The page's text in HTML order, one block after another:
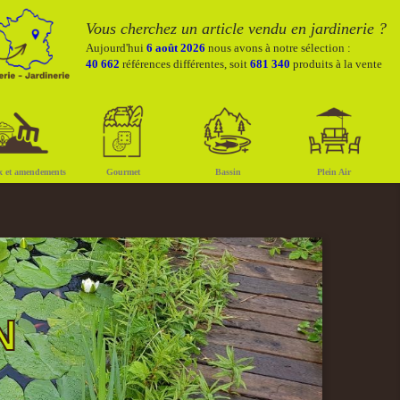
Vous cherchez un article vendu en jardinerie ?
Aujourd'hui 6 août 2026 nous avons à notre sélection :
40 662 références différentes, soit 681 340 produits à la vente
et amendements Gourmet Bassin Plein Air